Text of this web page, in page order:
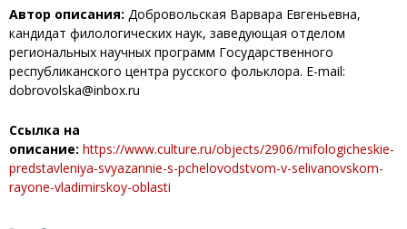
Автор описания: Добровольская Варвара Евгеньевна,
кандидат филологических наук, заведующая отделом
региональных научных программ Государственного
республиканского центра русского фольклора. E-mail:
dobrovolska@inbox.ru
Ссылка на
описание: https://www.culture.ru/objects/2906/mifologicheskie-
predstavleniya-svyazannie-s-pchelovodstvom-v-selivanovskom-
rayone-vladimirskoy-oblasti